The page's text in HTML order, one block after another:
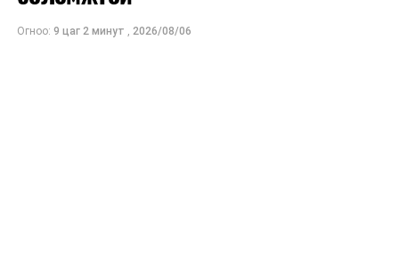
Огноо: 9 цаг 2 минут , 2026/08/06